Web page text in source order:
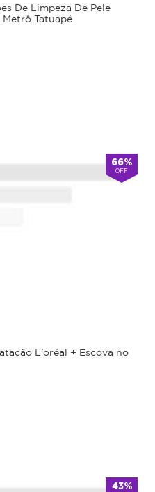
De Limpeza De Pele
Tatuapé
66%
OFF
L'oréal + Escova no
43%